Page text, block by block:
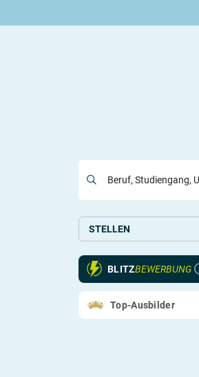
Rund um die AusbildungRund um das duale
Beruf, Studiengang,
STELLEN
Ausbildung
Schülerpraktikum
BLITZBEWERBUNG
Top-Ausbilder